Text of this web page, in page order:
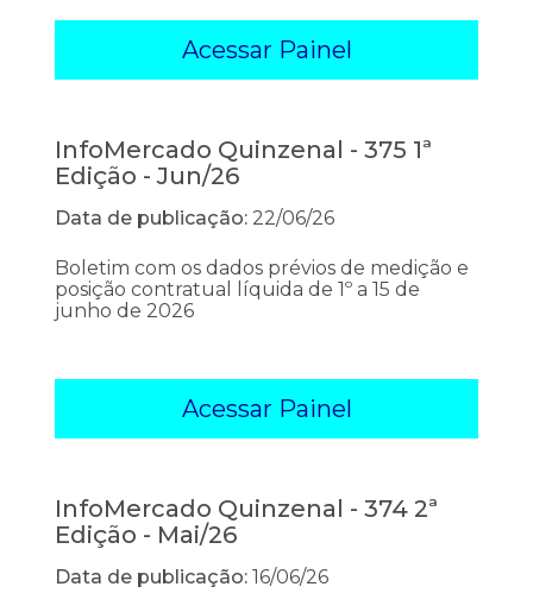
Acessar Painel
InfoMercado Quinzenal - 375 1ª
Edição - Jun/26
Data de publicação: 22/06/26
Boletim com os dados prévios de medição e
posição contratual líquida de 1º a 15 de
junho de 2026
Acessar Painel
InfoMercado Quinzenal - 374 2ª
Edição - Mai/26
Data de publicação: 16/06/26